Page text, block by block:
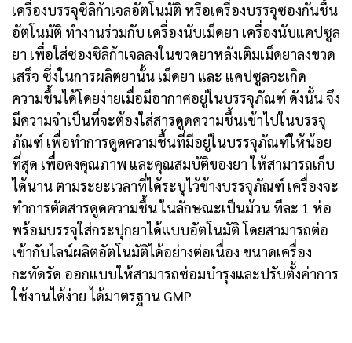
เครื่องบรรจุซิลิก้าเจลอัตโนมัติ หรือเครื่องบรรจุซองกันชื้น
อัตโนมัติ ทำงานร่วมกับ เครื่องนับเม็ดยา เครื่องนับแคปซูล
ยา เพื่อใส่ซองซิลิก้าเจลลงในขวดยาหลังเติมเม็ดยาลงขวด
เสร็จ ซึ่งในการผลิตยานั้น เม็ดยา และ แคปซูลจะเกิด
ความชื้นได้โดยง่ายเมื่อมีอากาศอยู่ในบรรจุภัณฑ์ ดังนั้น จึง
มีความจำเป็นที่จะต้องใส่สารดูดความชื้นเข้าไปในบรรจุ
ภัณฑ์ เพื่อทำการดูดความชื้นที่มีอยู่ในบรรจุภัณฑ์ให้น้อย
ที่สุด เพื่อคงคุณภาพ และคุณสมบัติของยา ให้สามารถเก็บ
ได้นาน ตามระยะเวลาที่ได้ระบุไว้ข้างบรรจุภัณฑ์ เครื่องจะ
ทำการตัดสารดูดความชื้น ในลักษณะเป็นม้วน ทีละ 1 ห่อ
พร้อมบรรจุใส่กระปุกยาได้แบบอัตโนมัติ โดยสามารถต่อ
เข้ากับไลน์ผลิตอัตโนมัติได้อย่างต่อเนื่อง ขนาดเครื่อง
กะทัดรัด ออกแบบให้สามารถซ่อมบำรุงและปรับตั้งค่าการ
ใช้งานได้ง่าย ได้มาตรฐาน GMP